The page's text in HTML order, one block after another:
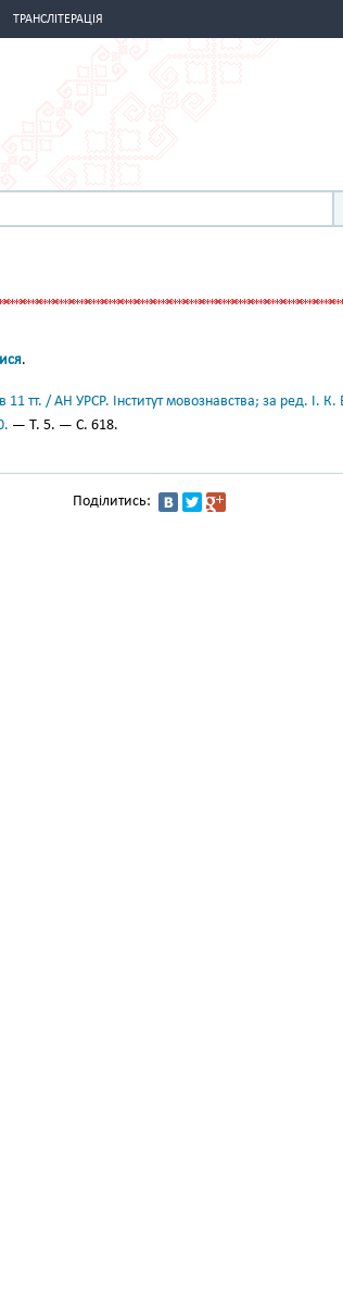
ТРАНСЛІТЕРАЦІЯ
.
11 тт. / АН УРСР. Інститут мовознавства; за ред. І.
— Т. 5. — С. 618.
Поділитись: